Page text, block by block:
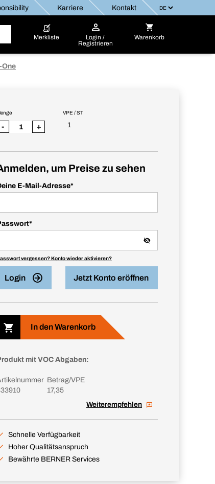
Karriere Kontakt
Merkliste
Login /
Registrieren
Warenkorb
One
VPE / ST
1
- +
um Preise zu sehen
E-Mail-Adresse*
*
vergessen? Konto wieder aktivieren?
Login Jetzt Konto eröffnen
In den Warenkorb
mit VOC Abgaben:
Betrag/VPE
17,35
Weiterempfehlen
Schnelle Verfügbarkeit
Hoher Qualitätsanspruch
Bewährte BERNER Services